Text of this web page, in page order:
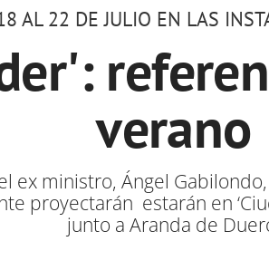
AL 22 DE JULIO EN LAS
verano
ex ministro, Ángel
proyectarán estarán en
junto a Aranda de